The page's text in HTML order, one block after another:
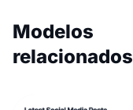
Modelos
relacionados